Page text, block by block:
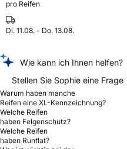
pro Reifen
Di. 11.08. - Do. 13.08.
Wie kann ich Ihnen helfen?
Stellen Sie Sophie eine Frage
Warum haben manche
Reifen eine XL-Kennzeichnung?
Welche Reifen
haben Felgenschutz?
Welche Reifen
haben Runflat?